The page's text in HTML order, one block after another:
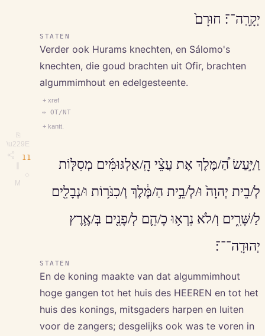
⎘
\u229E
M
יְקָרָֽה־־׃ חוּרָם֙
STATEN
Verder ook Hurams knechten, en Sálomo's
knechten, die goud brachten uit Ofir, brachten
algummimhout en edelgesteente.
+ xref
↔ OT/NT
+ kantt.
11
וַ/יַּ֣עַשׂ הַ֠/מֶּלֶךְ אֶת עֲצֵ֨י הָֽ/אַלְגּוּמִּ֜ים מְסִלּ֤וֹת
לְ/בֵית יְהוָה֙ וּ/לְ/בֵ֣ית הַ/מֶּ֔לֶךְ וְ/כִנֹּר֥וֹת וּ/נְבָלִ֖ים
לַ/שָּׁרִ֑ים וְ/לֹא נִרְא֥וּ כָ/הֵ֛ם לְ/פָנִ֖ים בְּ/אֶ֥רֶץ
יְהוּדָֽה־־־׃
STATEN
En de koning maakte van dat algummimhout
hoge gangen tot het huis des HEEREN en tot het
huis des konings, mitsgaders harpen en luiten
voor de zangers; desgelijks ook was te voren in